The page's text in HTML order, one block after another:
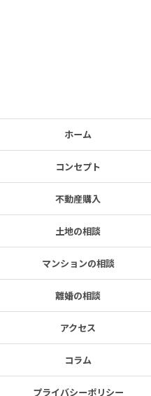
ホーム
コンセプト
不動産購入
土地の相談
マンションの相談
離婚の相談
アクセス
コラム
プライバシーポリシー